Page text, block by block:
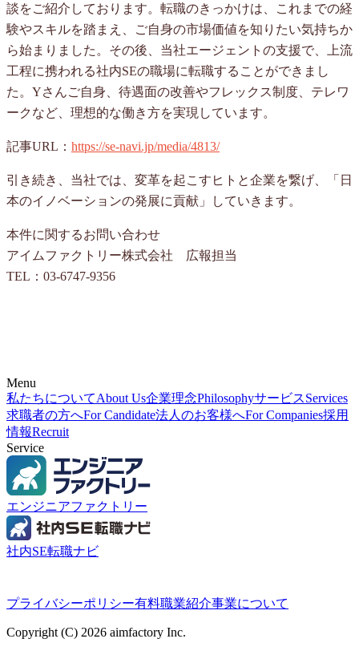
談をご紹介しております。転職のきっかけは、これまでの経
験やスキルを踏まえ、ご自身の市場価値を知りたい気持ちか
ら始まりました。その後、当社エージェントの支援で、上流
工程に携われる社内SEの職場に転職することができまし
た。Yさんご自身、待遇面の改善やフレックス制度、テレワ
ークなど、理想的な働き方を実現しています。
記事URL： https://se-navi.jp/media/4813/
引き続き、当社では、変革を起こすヒトと企業を繋げ、「日
本のイノベーションの発展に貢献」していきます。
本件に関するお問い合わせ
アイムファクトリー株式会社 広報担当
TEL：03-6747-9356
Menu
私たちについてAbout Us企業理念PhilosophyサービスServices
求職者の方へFor Candidate法人のお客様へFor Companies採用
情報Recruit
Service
エンジニアファクトリー
社内SE転職ナビ
プライバシーポリシー有料職業紹介事業について
Copyright (C) 2026 aimfactory Inc.